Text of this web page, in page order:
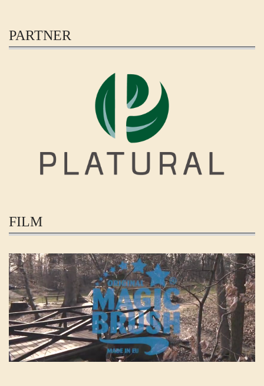
PARTNER
FILM